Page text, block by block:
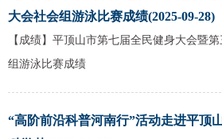
大会社会组游泳比赛成绩(2025-09-28)
【成绩】平顶山市第七届全民健身大会暨
组游泳比赛成绩
“高阶前沿科普河南行”活动走进平顶